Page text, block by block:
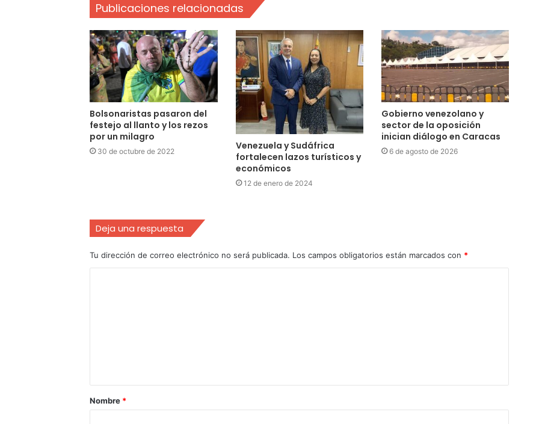
Publicaciones relacionadas
Bolsonaristas pasaron del
festejo al llanto y los rezos
por un milagro
30 de octubre de 2022
Venezuela y Sudáfrica
fortalecen lazos turísticos y
económicos
12 de enero de 2024
Gobierno venezolano y
sector de la oposición
inician diálogo en Caracas
6 de agosto de 2026
Deja una respuesta
Tu dirección de correo electrónico no será publicada. Los campos obligatorios están marcados con *
Nombre *